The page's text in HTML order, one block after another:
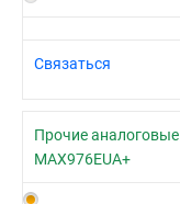
Связаться
Прочие
MAX976EUA+